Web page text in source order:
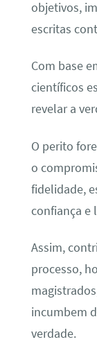
objetivos,
escritas
Com base
científicos
revelar a
O perito
o
fidelidade,
confiança e
Assim,
processo,
incumbem
verdade.